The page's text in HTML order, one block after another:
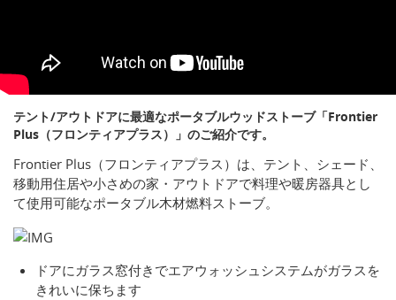
テント/アウトドアに最適なポータブルウッドストーブ「Frontier
Plus（フロンティアプラス）」のご紹介です。
Frontier Plus（フロンティアプラス）は、テント、シェード、
移動用住居や小さめの家・アウトドアで料理や暖房器具とし
て使用可能なポータブル木材燃料ストーブ。
ドアにガラス窓付きでエアウォッシュシステムがガラスを
きれいに保ちます